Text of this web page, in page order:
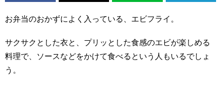
お弁当のおかずによく入っている、エビフライ。
サクサクとした衣と、プリッとした食感のエビが楽しめる
料理で、ソースなどをかけて食べるという人もいるでしょ
う。